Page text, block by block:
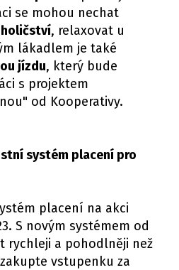
se mohou nechat
, relaxovat u
lákadlem je také
jízdu, který bude
s projektem
od Kooperativy.
systém placení pro
placení na akci
S novým systémem od
rychleji a pohodlněji než
vstupenku za